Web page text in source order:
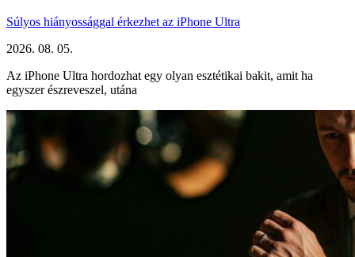
Súlyos hiányossággal érkezhet az iPhone Ultra
2026. 08. 05.
Az iPhone Ultra hordozhat egy olyan esztétikai bakit, amit ha
egyszer észreveszel, utána